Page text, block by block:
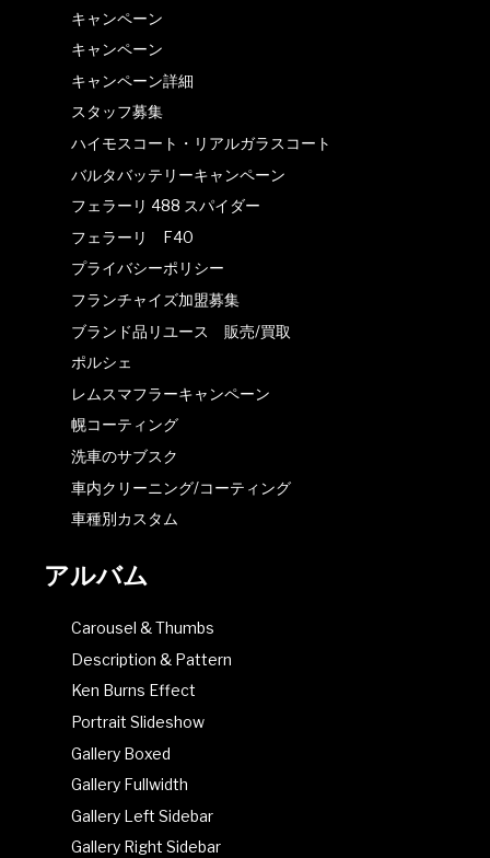
キャンペーン
キャンペーン
キャンペーン詳細
スタッフ募集
ハイモスコート・リアルガラスコート
バルタバッテリーキャンペーン
フェラーリ 488 スパイダー
フェラーリ F40
プライバシーポリシー
フランチャイズ加盟募集
ブランド品リユース 販売/買取
ポルシェ
レムスマフラーキャンペーン
幌コーティング
洗車のサブスク
車内クリーニング/コーティング
車種別カスタム
アルバム
Carousel & Thumbs
Description & Pattern
Ken Burns Effect
Portrait Slideshow
Gallery Boxed
Gallery Fullwidth
Gallery Left Sidebar
Gallery Right Sidebar